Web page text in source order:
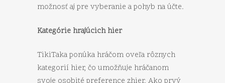
možnosť aj pre vyberanie a pohyb na účte.
Kategórie hrajúcich hier
TikiTaka ponúka hráčom oveľa rôznych
kategorií hier, čo umožňuje hráčanom